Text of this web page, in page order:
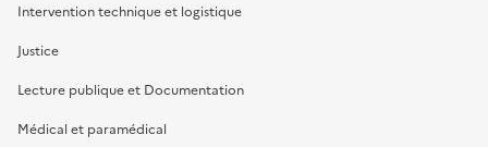
Intervention technique et logistique
Justice
Lecture publique et Documentation
Médical et paramédical